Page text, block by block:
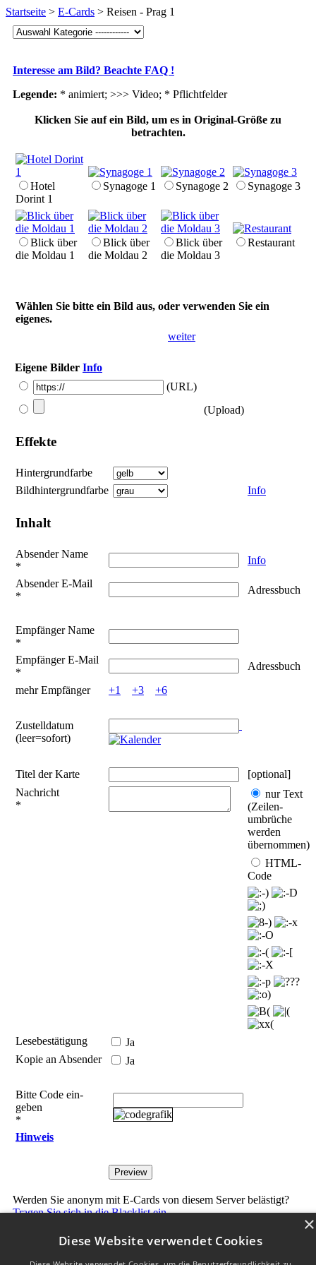
Startseite > E-Cards > Reisen - Prag 1
Interesse am Bild? Beachte FAQ !
Legende: * animiert; >>> Video; * Pflichtfelder
Klicken Sie auf ein Bild, um es in Original-Größe zu
betrachten.
Hotel
Dorint 1
Synagoge 1 Synagoge 2 Synagoge 3
Blick über
die Moldau 1
Blick über
die Moldau 2
Blick über
die Moldau 3
Restaurant
Wählen Sie bitte ein Bild aus, oder verwenden Sie ein
eigenes.
weiter
Eigene Bilder Info
(URL)
(Upload)
Effekte
Hintergrundfarbe
Bildhintergrundfarbe
Info
Inhalt
Absender Name
*
Info
Absender E-Mail
*
Adressbuch
Empfänger Name
*
Empfänger E-Mail
*
Adressbuch
mehr Empfänger
+1 +3 +6
Zustelldatum
(leer=sofort)
Titel der Karte
[optional]
Nachricht
*
nur Text
(Zeilen­
umbrüche
werden
übernommen)
HTML-
Code
Lesebestätigung
Ja
Kopie an Absender
Ja
Bitte Code ein­
geben
*
Hinweis
Werden Sie anonym mit E-Cards von diesem Server belästigt?
Tragen Sie sich in die Blacklist ein.
W3C HTML 4.01 √|W3C CSS √| Letzte Aktualisierungg am
Diese Website verwendet Cookies
×